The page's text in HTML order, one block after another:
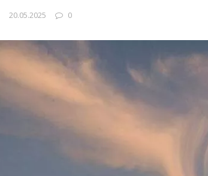
20.05.2025 0